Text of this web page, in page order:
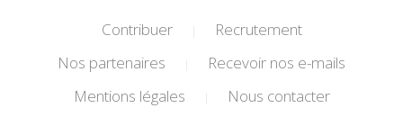
Contribuer
Recrutement
Nos partenaires
Recevoir nos e-mails
Mentions légales
Nous contacter